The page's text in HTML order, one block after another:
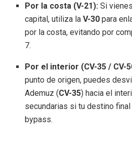
Por la costa (V-21): Si
capital, utiliza laV-30 para
por la costa, evitando por
7.
Por el interior (CV-35 / CV-
punto de origen, puedes
Ademuz (CV-35) hacia el
secundarias si tu destino final
bypass.